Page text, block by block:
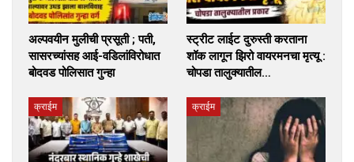
अल्पवयीन मुलीची प्रसूती ; पती,
सासरच्यांसह आई-वडिलांविरोधात
बोदवड पोलिसात गुन्हा
स्ट्रीट लाईट दुरुस्ती करताना
शॉक लागून झिरो वायरमनचा मृत्यू :
चोपडा तालुक्यातील…
क्राईम क्राईम